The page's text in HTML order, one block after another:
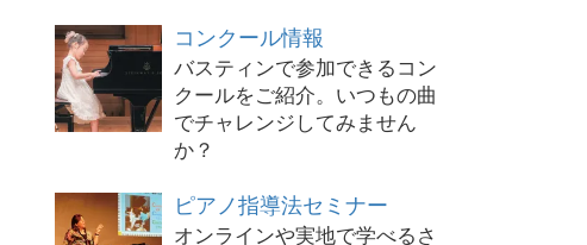
コンクール情報
バスティンで参加できるコン
クールをご紹介。いつもの曲
でチャレンジしてみません
か？
ピアノ指導法セミナー
オンラインや実地で学べるさ